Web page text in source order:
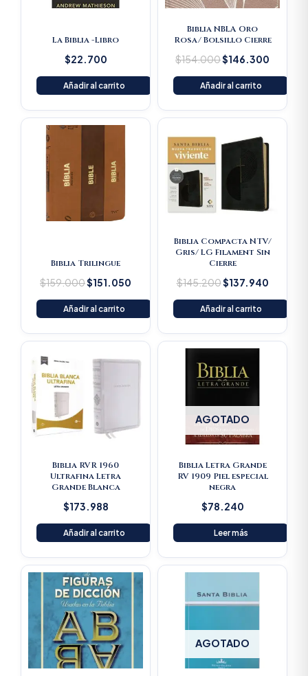
La Biblia -Libro
$22.700
Añadir al carrito
Biblia NBLA Oro
Rosa/ Bolsillo Cierre
$154.000$146.300
Añadir al carrito
Biblia Trilingue
$159.000
Original
$159.000.
$151.050
Current
$151.050.
Añadir al carrito
Biblia Compacta NTV/
Gris/ LG Filament Sin
Cierre
$145.200
was:
$145.200.
$137.940
Current
is:
Añadir al carrito
Biblia RVR 1960
Ultrafina Letra
Grande Blanca
$173.988
Añadir al carrito
AGOTADO
Biblia Letra Grande
RV 1909 Piel especial
negra
$78.240
Leer más
Original
price
was:
$125.900.
Current
price
AGOTADO